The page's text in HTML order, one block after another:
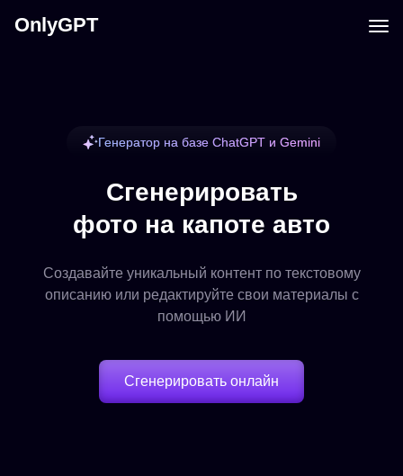
OnlyGPT
Генератор на базе ChatGPT и Gemini
Сгенерировать
фото на капоте авто
Создавайте уникальный контент по текстовому
описанию или редактируйте свои материалы с
помощью ИИ
Сгенерировать онлайн